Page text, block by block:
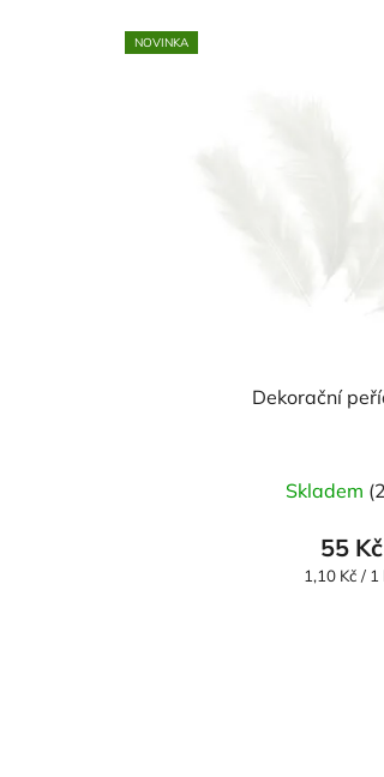
NOVINKA
Dekorační
Skladem
55 Kč
Měrná
1,10 Kč / 1